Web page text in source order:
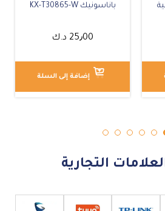
باناسونيك KX-T30865-W
25٫00 د.ك
إضافة إلى السلة
التجارية